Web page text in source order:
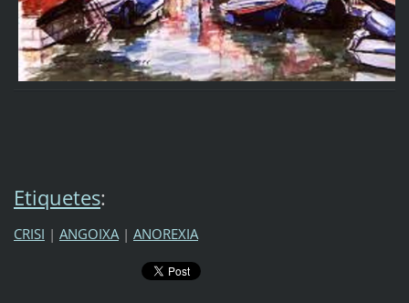
Etiquetes:
CRISI | ANGOIXA | ANOREXIA